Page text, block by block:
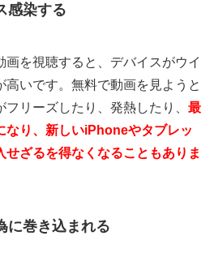
感染する
を視聴すると、デバイスがウイ
高いです。無料で動画を見ようと
リーズしたり、発熱したり、 最
なり、新しいiPhoneやタブレッ
せざるを得なくなることもありま
に巻き込まれる